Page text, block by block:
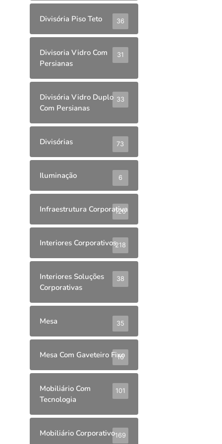
Divisória Piso Teto 36
Divisoria Vidro Com
Persianas
31
Divisória Vidro Duplo
Com Persianas
33
Divisórias 73
Iluminação 6
Infraestrutura Corporativa
126
Interiores Corporativos218
Interiores Soluções
Corporativas
38
Mesa 35
Mesa Com Gaveteiro Fixo
16
Mobiliário Com
Tecnologia
101
Mobiliário Corporativo169